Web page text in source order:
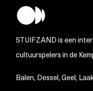
STUIFZAND is een
cultuurspelers in de
Balen, Dessel, Geel,